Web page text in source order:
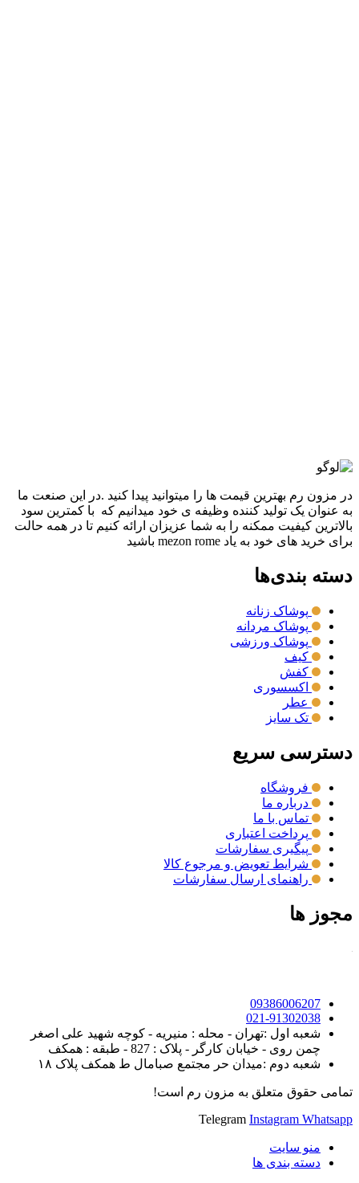
در مزون رم بهترین قیمت ها را میتوانید پیدا کنید .در این صنعت ما
به عنوان یک تولید کننده وظیفه ی خود میدانیم که با کمترین سود
بالاترین کیفیت ممکنه را به شما عزیزان ارائه کنیم تا در همه حالت
برای خرید های خود به یاد mezon rome باشید
دسته بندی‌ها
پوشاک زنانه
پوشاک مردانه
پوشاک ورزشی
کیف
کفش
اکسسوری
عطر
تک سایز
دسترسی سریع
فروشگاه
درباره ما
تماس با ما
پرداخت اعتباری
پیگیری سفارشات
شرایط تعویض و مرجوع کالا
راهنمای ارسال سفارشات
مجوز ها
09386006207
021-91302038
شعبه اول :تهران - محله : منیریه - کوچه شهید علی اصغر
چمن روی - خیابان کارگر - پلاک : 827 - طبقه : همکف
شعبه دوم :میدان حر مجتمع صبامال ط همکف پلاک ۱۸
تمامی حقوق متعلق به مزون رم است!
Telegram Instagram Whatsapp
منو سایت
دسته بندی ها